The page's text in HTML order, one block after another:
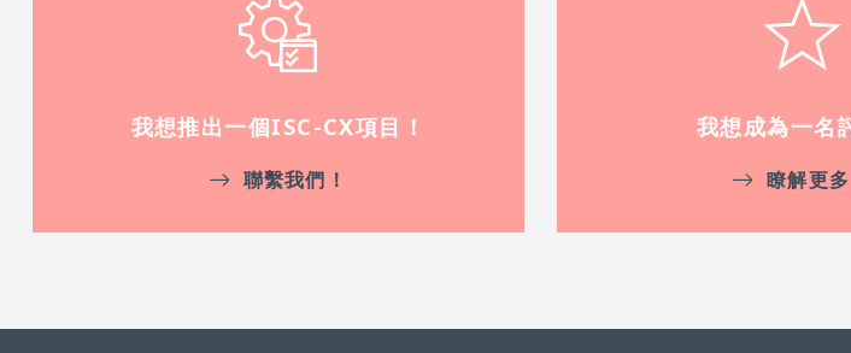
我想推出一個ISC-CX項目！
聯繫我們！
我想成為一名
瞭解更多